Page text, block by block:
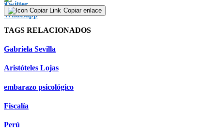
minute,
31
90%
Copiar enlace
TAGS RELACIONADOS
Gabriela Sevilla
Aristóteles Lojas
embarazo psicológico
Fiscalía
Perú